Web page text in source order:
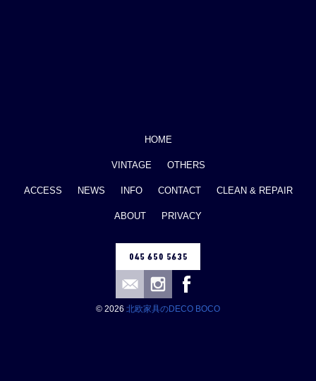
HOME
VINTAGE OTHERS
ACCESS NEWS INFO CONTACT CLEAN & REPAIR
ABOUT PRIVACY
© 2026 北欧家具のDECO BOCO